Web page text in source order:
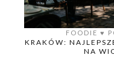
FOODIE ♥️
KRAKÓW:
NA